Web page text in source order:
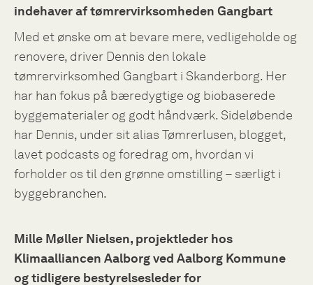
indehaver af tømrervirksomheden Gangbart
Med et ønske om at bevare mere, vedligeholde og
renovere, driver Dennis den lokale
tømrervirksomhed Gangbart i Skanderborg. Her
har han fokus på bæredygtige og biobaserede
byggematerialer og godt håndværk. Sideløbende
har Dennis, under sit alias Tømrerlusen, blogget,
lavet podcasts og foredrag om, hvordan vi
forholder os til den grønne omstilling – særligt i
byggebranchen.
Mille Møller Nielsen, projektleder hos
Klimaalliancen Aalborg ved Aalborg Kommune
og tidligere bestyrelsesleder for